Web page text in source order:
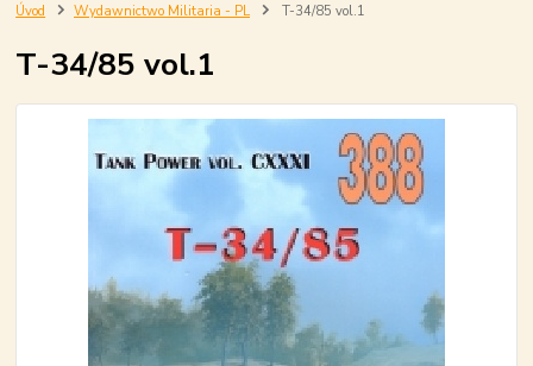
Úvod Wydawnictwo Militaria - PL T-34/85 vol.1
T-34/85 vol.1